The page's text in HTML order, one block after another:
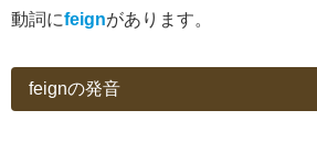
動詞にfeignがあります。
feignの発音